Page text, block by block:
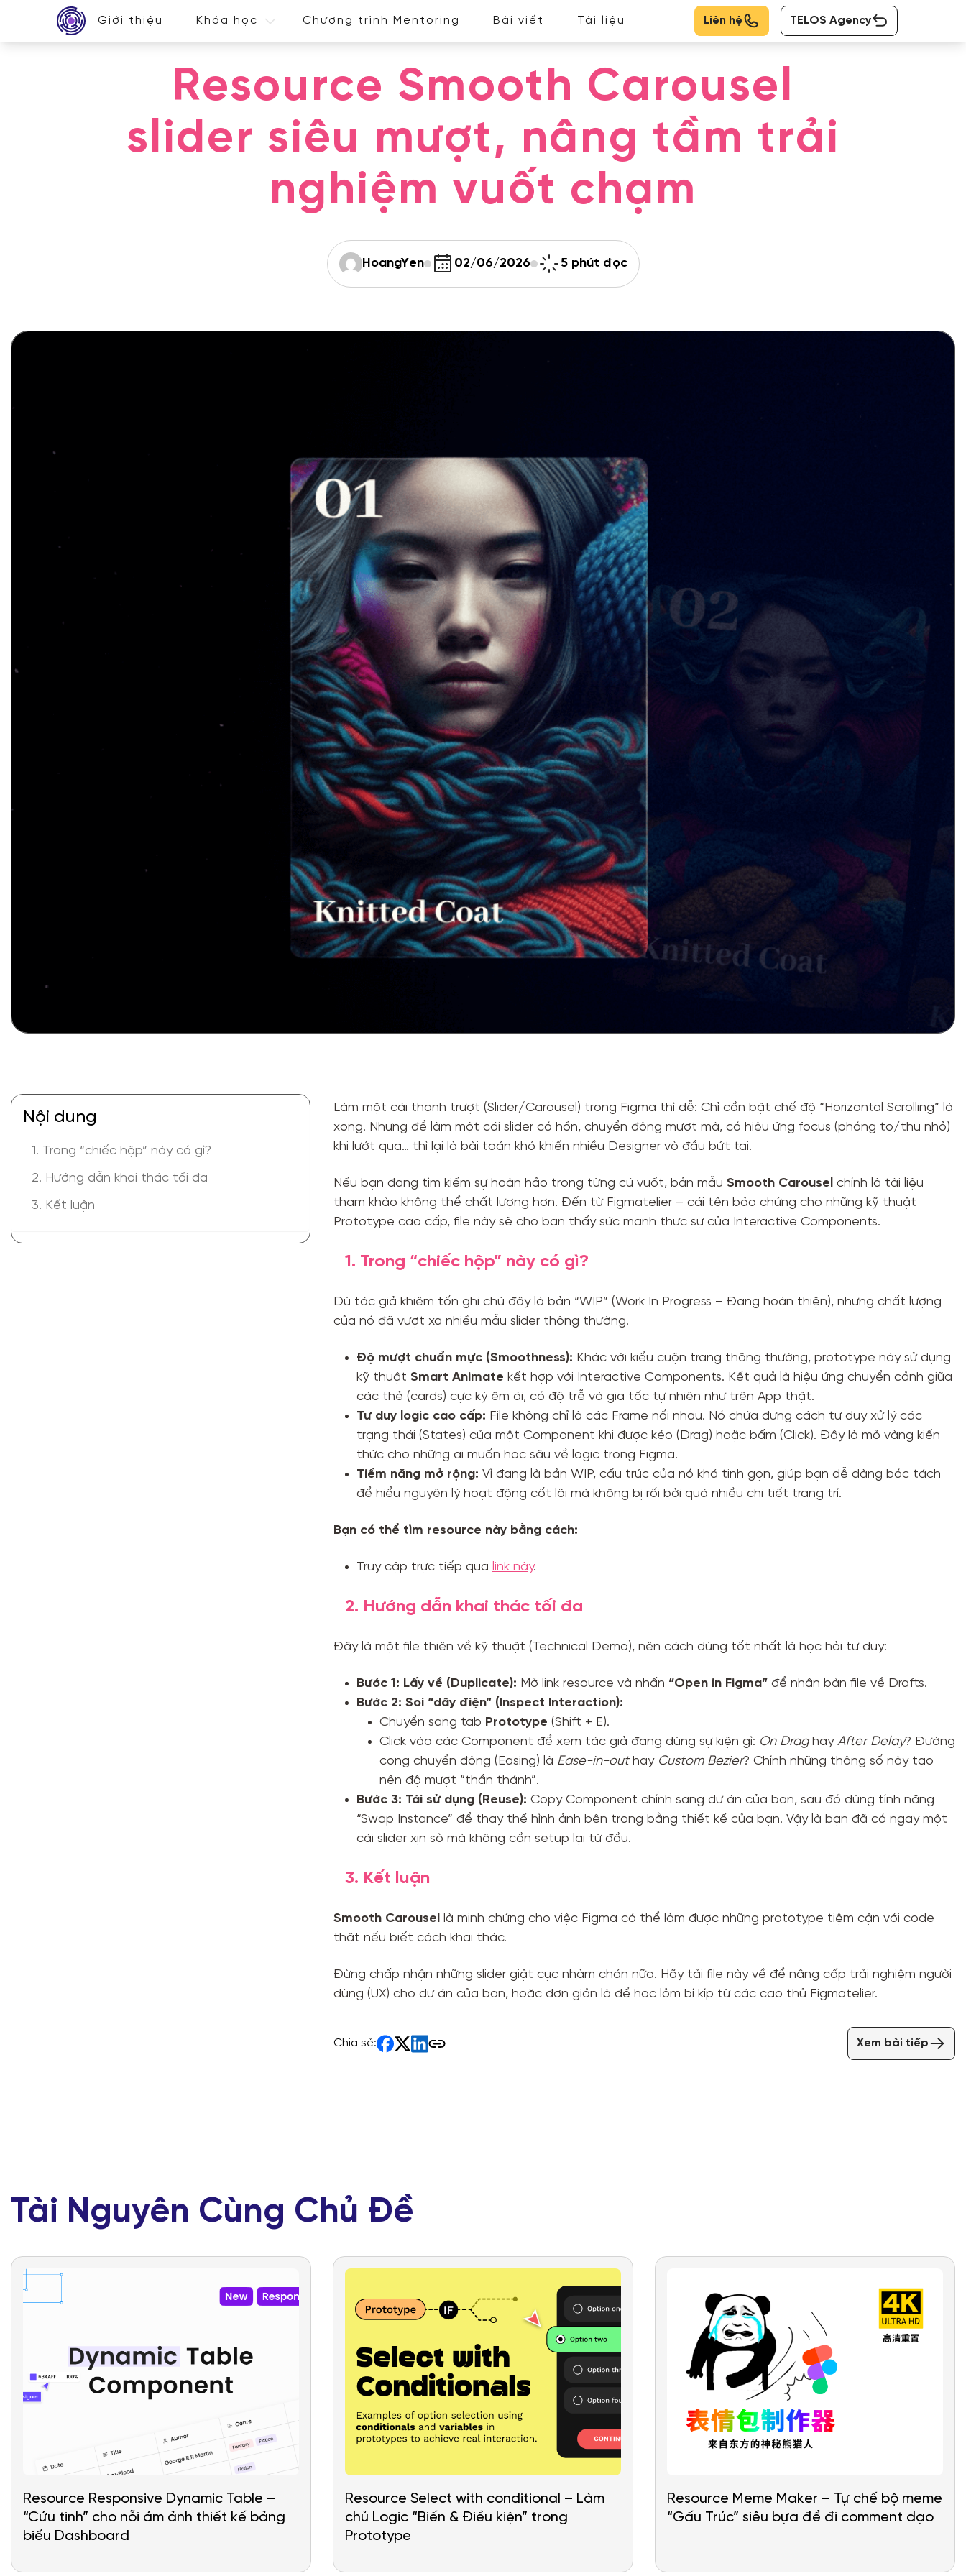
Giới thiệu Khóa học Chương trình Mentoring Bài viết Tài liệu Liên hệ TELOS Agency
Resource Smooth Carousel
slider siêu mượt, nâng tầm trải
nghiệm vuốt chạm
HoangYen 02/06/2026 5 phút đọc
Nội dung
1. Trong “chiếc hộp” này có gì?
2. Hướng dẫn khai thác tối đa
3. Kết luận
Làm một cái thanh trượt (Slider/Carousel) trong Figma thì dễ: Chỉ cần bật chế độ “Horizontal Scrolling” là
xong. Nhưng để làm một cái slider có hồn, chuyển động mượt mà, có hiệu ứng focus (phóng to/thu nhỏ)
khi lướt qua… thì lại là bài toán khó khiến nhiều Designer vò đầu bứt tai.
Nếu bạn đang tìm kiếm sự hoàn hảo trong từng cú vuốt, bản mẫu Smooth Carouselchính là tài liệu
tham khảo không thể chất lượng hơn. Đến từ Figmatelier – cái tên bảo chứng cho những kỹ thuật
Prototype cao cấp, file này sẽ cho bạn thấy sức mạnh thực sự của Interactive Components.
1. Trong “chiếc hộp” này có gì?
Dù tác giả khiêm tốn ghi chú đây là bản “WIP” (Work In Progress – Đang hoàn thiện), nhưng chất lượng
của nó đã vượt xa nhiều mẫu slider thông thường.
Độ mượt chuẩn mực (Smoothness): Khác với kiểu cuộn trang thông thường, prototype này sử dụng
kỹ thuật Smart Animate kết hợp với Interactive Components. Kết quả là hiệu ứng chuyển cảnh giữa
các thẻ (cards) cực kỳ êm ái, có độ trễ và gia tốc tự nhiên như trên App thật.
Tư duy logic cao cấp: File không chỉ là các Frame nối nhau. Nó chứa đựng cách tư duy xử lý các
trạng thái (States) của một Component khi được kéo (Drag) hoặc bấm (Click). Đây là mỏ vàng kiến
thức cho những ai muốn học sâu về logic trong Figma.
Tiềm năng mở rộng: Vì đang là bản WIP, cấu trúc của nó khá tinh gọn, giúp bạn dễ dàng bóc tách
để hiểu nguyên lý hoạt động cốt lõi mà không bị rối bởi quá nhiều chi tiết trang trí.
Bạn có thể tìm resource này bằng cách:
Truy cập trực tiếp qua link này.
2. Hướng dẫn khai thác tối đa
Đây là một file thiên về kỹ thuật (Technical Demo), nên cách dùng tốt nhất là học hỏi tư duy:
Bước 1: Lấy về (Duplicate): Mở link resource và nhấn “Open in Figma” để nhân bản file về Drafts.
Bước 2: Soi “dây điện” (Inspect Interaction):
Chuyển sang tab Prototype (Shift + E).
Click vào các Component để xem tác giả đang dùng sự kiện gì: On Draghay After Delay? Đường
cong chuyển động (Easing) là Ease-in-outhay Custom Bezier? Chính những thông số này tạo
nên độ mượt “thần thánh”.
Bước 3: Tái sử dụng (Reuse): Copy Component chính sang dự án của bạn, sau đó dùng tính năng
“Swap Instance” để thay thế hình ảnh bên trong bằng thiết kế của bạn. Vậy là bạn đã có ngay một
cái slider xịn sò mà không cần setup lại từ đầu.
3. Kết luận
Smooth Carousellà minh chứng cho việc Figma có thể làm được những prototype tiệm cận với code
thật nếu biết cách khai thác.
Đừng chấp nhận những slider giật cục nhàm chán nữa. Hãy tải file này về để nâng cấp trải nghiệm người
dùng (UX) cho dự án của bạn, hoặc đơn giản là để học lỏm bí kíp từ các cao thủ Figmatelier.
Chia sẻ: Xem bài tiếp
Tài Nguyên Cùng Chủ Đề
Resource Responsive Dynamic Table –
“Cứu tinh” cho nỗi ám ảnh thiết kế bảng
biểu Dashboard
Resource Select with conditional – Làm
chủ Logic “Biến & Điều kiện” trong
Prototype
Resource Meme Maker – Tự chế bộ meme
“Gấu Trúc” siêu bựa để đi comment dạo